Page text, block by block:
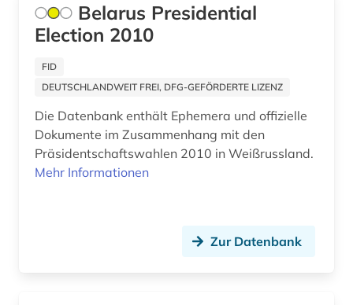
Belarus Presidential
Election 2010
FID
DEUTSCHLANDWEIT FREI, DFG-GEFÖRDERTE LIZENZ
Die Datenbank enthält Ephemera und offizielle
Dokumente im Zusammenhang mit den
Präsidentschaftswahlen 2010 in Weißrussland.
Mehr Informationen
Zur Datenbank